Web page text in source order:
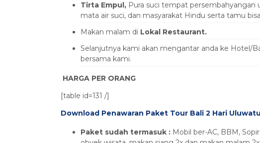
Tirta Empul, Pura suci tempat persembahyangan
mata air suci, dan masyarakat Hindu serta tamu
Makan malam di Lokal Restaurant.
Selanjutnya kami akan mengantar anda ke Hotel/
bersama kami.
HARGA PER ORANG
[table id=131 /]
Download Penawaran Paket Tour Bali 2 Hari
Paket sudah termasuk : Mobil ber-AC, BBM,